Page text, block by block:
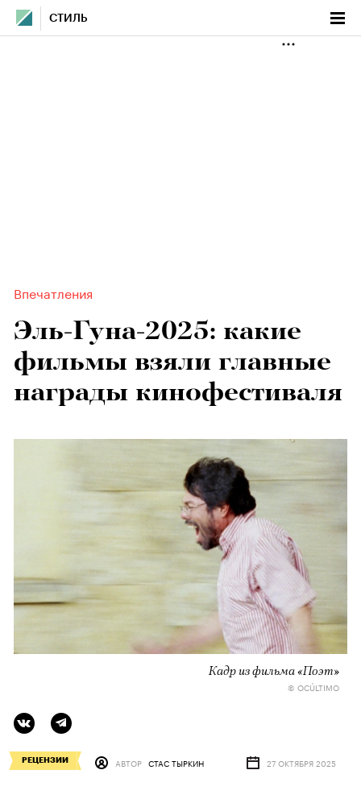
СТИЛЬ
Впечатления
Эль-Гуна-2025: какие
фильмы взяли главные
награды кинофестиваля
Кадр из фильма «Поэт»
© OCÚLTIMO
РЕЦЕНЗИИ АВТОР СТАС ТЫРКИН 27 ОКТЯБРЯ 2025